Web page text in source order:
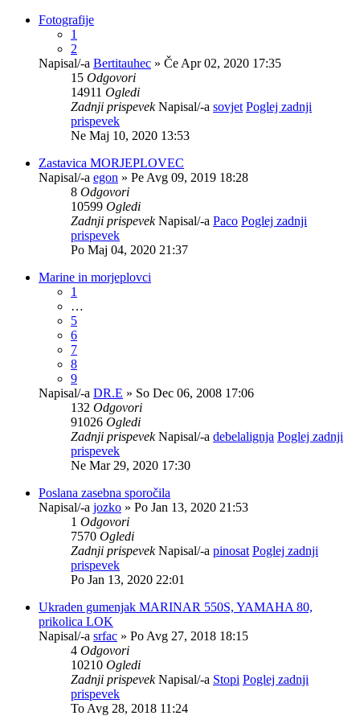
Fotografije
1
2
Napisal/-a Bertitauhec » Če Apr 02, 2020 17:35
15 Odgovori
14911 Ogledi
Zadnji prispevekNapisal/-a sovjet Poglej zadnji
prispevek
Ne Maj 10, 2020 13:53
Zastavica MORJEPLOVEC
Napisal/-a egon » Pe Avg 09, 2019 18:28
8 Odgovori
10599 Ogledi
Zadnji prispevekNapisal/-a Paco Poglej zadnji
prispevek
Po Maj 04, 2020 21:37
Marine in morjeplovci
1
…
5
6
7
8
9
Napisal/-a DR.E » So Dec 06, 2008 17:06
132 Odgovori
91026 Ogledi
Zadnji prispevekNapisal/-a debelalignja Poglej zadnji
prispevek
Ne Mar 29, 2020 17:30
Poslana zasebna sporočila
Napisal/-a jozko » Po Jan 13, 2020 21:53
1 Odgovori
7570 Ogledi
Zadnji prispevekNapisal/-a pinosat Poglej zadnji
prispevek
Po Jan 13, 2020 22:01
Ukraden gumenjak MARINAR 550S, YAMAHA 80,
prikolica LOK
Napisal/-a srfac » Po Avg 27, 2018 18:15
4 Odgovori
10210 Ogledi
Zadnji prispevekNapisal/-a Stopi Poglej zadnji
prispevek
To Avg 28, 2018 11:24